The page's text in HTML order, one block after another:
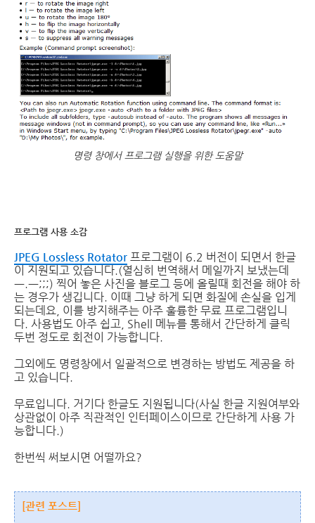
명령 창에서 프로그램 실행을 위한 도움말
프로그램 사용 소감
JPEG Lossless Rotator 프로그램이 6.2 버전이 되면서 한글
이 지원되고 있습니다.(열심히 번역해서 메일까지 보냈는데
ㅡ.ㅡ;;;) 찍어 놓은 사진을 블로그 등에 올릴때 회전을 해야 하
는 경우가 생깁니다. 이때 그냥 하게 되면 화질에 손실을 입게
되는데요, 이를 방지해주는 아주 훌륭한 무료 프로그램입니
다. 사용법도 아주 쉽고, Shell 메뉴를 통해서 간단하게 클릭
두번 정도로 회전이 가능합니다.
그외에도 명령창에서 일괄적으로 변경하는 방법도 제공을 하
고 있습니다.
무료입니다. 거기다 한글도 지원됩니다(사실 한글 지원여부와
상관없이 아주 직관적인 인터페이스이므로 간단하게 사용 가
능합니다.)
한번씩 써보시면 어떨까요?
[관련 포스트]